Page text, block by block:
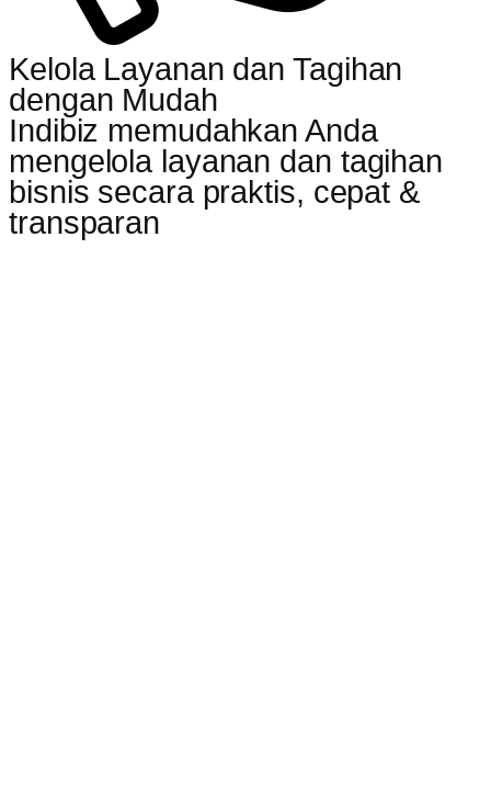
Kelola Layanan dan Tagihan
dengan Mudah
Indibiz memudahkan Anda
mengelola layanan dan tagihan
bisnis secara praktis, cepat &
transparan